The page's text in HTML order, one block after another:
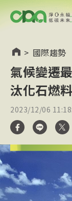
> 國際趨勢
氣候變遷
汰化石燃料
2023/12/06